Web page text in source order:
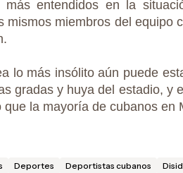
más entendidos en la
mismos miembros del equipo
lo más insólito aún puede
gradas y huya del estadio, y
la mayoría de cubanos en
Deportes Deportistas cubanos